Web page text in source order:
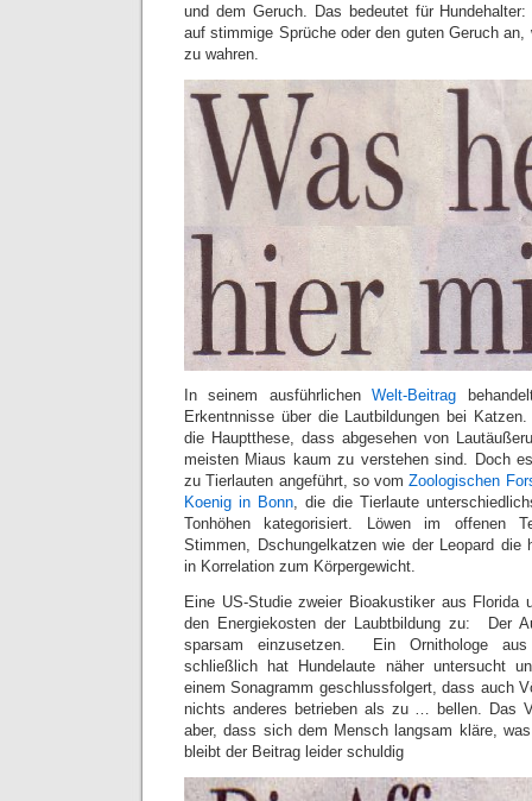
und dem Geruch. Das bedeutet für
auf stimmige Sprüche oder den guten Geruch
zu wahren.
In seinem ausführlichenWelt-Beitrag
Erkentnnisse über die Lautbildungen bei
die Hauptthese, dass abgesehen von
meisten Miaus kaum zu verstehen sind. Doch
zu Tierlauten angeführt, so vomZoologischen
Koenig in Bonn, die die Tierlaute
Tonhöhen kategorisiert. Löwen im offenen
Stimmen, Dschungelkatzen wie der Leopard die
in Korrelation zum Körpergewicht.
Eine US-Studie zweier Bioakustiker aus Florida
den Energiekosten der Laubtbildung zu: Der
sparsam einzusetzen. Ein Ornithologe
schließlich hat Hundelaute näher untersucht
einem Sonagramm geschlussfolgert, dass auch
nichts anderes betrieben als zu … bellen. Das
aber, dass sich dem Mensch langsam kläre,
bleibt der Beitrag leider schuldig